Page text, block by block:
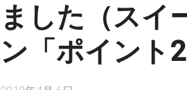
ました（スイ
ン「ポイント